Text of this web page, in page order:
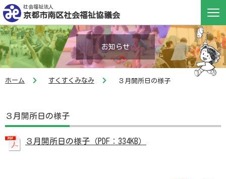
社会福祉法人
京都市南区社会福祉協議会
お知らせ
ホーム すくすくみなみ ３月開所日の様子
３月開所日の様子
３月開所日の様子（PDF：334KB）